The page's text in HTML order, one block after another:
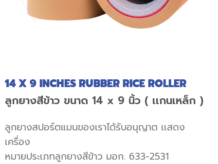
14 X 9 INCHES RUBBER RICE ROLLER
ลูกยางสีข้าว ขนาด 14 x 9 นิ้ว ( เเกนเหล็ก )
ลูกยางสปอร์ตแมนของเราได้รับอนุญาต เเสดง
เครื่อง
หมายประเภทลูกยางสีข้าว มอก. 633-2531